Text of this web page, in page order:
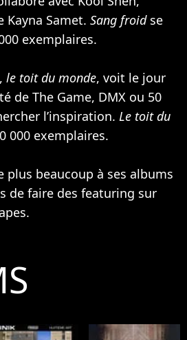
Kayna Samet. Sang froidse
exemplaires.
le toit du monde, voit le jour
de The Game, DMX ou 50
l’inspiration. Le toit du
000 exemplaires.
plus beaucoup à ses albums
de faire des featuring sur